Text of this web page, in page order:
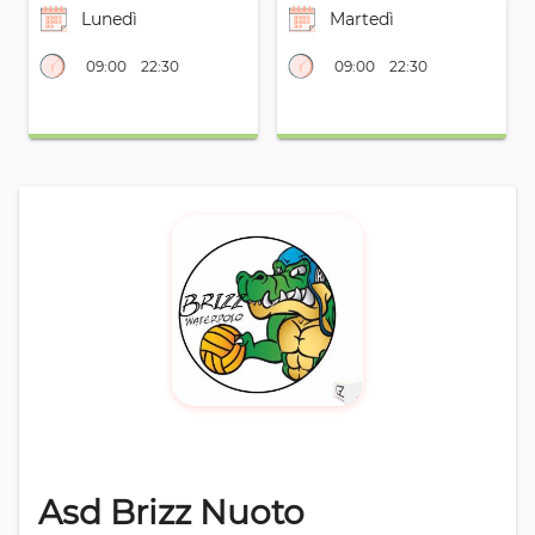
Lunedì
09:00 22:30
Martedì
09:00 22:30
Asd Brizz Nuoto